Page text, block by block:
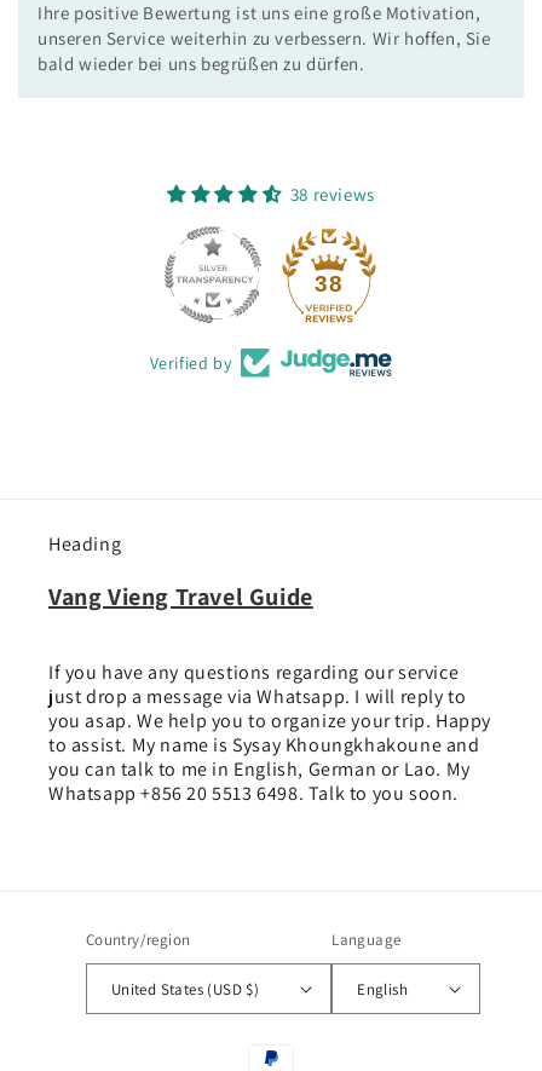
Ihre positive Bewertung ist uns eine große Motivation,
unseren Service weiterhin zu verbessern. Wir hoffen, Sie
bald wieder bei uns begrüßen zu dürfen.
38 reviews
38
Verified by
Heading
Vang Vieng Travel Guide
If you have any questions regarding our service
just drop a message via Whatsapp. I will reply to
you asap. We help you to organize your trip. Happy
to assist. My name is Sysay Khoungkhakoune and
you can talk to me in English, German or Lao. My
Whatsapp +856 20 5513 6498. Talk to you soon.
Country/region
United States (USD $)
Language
English
Payment